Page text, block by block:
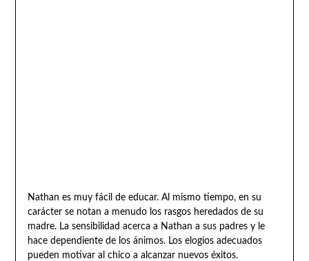
Nathan es muy fácil de educar. Al mismo tiempo, en su
carácter se notan a menudo los rasgos heredados de su
madre. La sensibilidad acerca a Nathan a sus padres y le
hace dependiente de los ánimos. Los elogios adecuados
pueden motivar al chico a alcanzar nuevos éxitos.